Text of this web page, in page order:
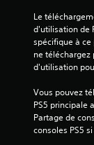
Le
d'utilisation de
spécifique à ce
ne téléchargez
d'utilisation
Vous pouvez
PS5 principale
Partage de
consoles PS5